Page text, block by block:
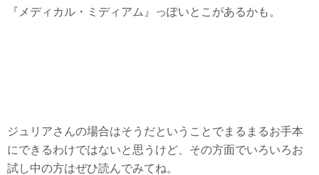
『メディカル・ミディアム』っぽいとこがあるかも。
ジュリアさんの場合はそうだということでまるまるお手本
にできるわけではないと思うけど、その方面でいろいろお
試し中の方はぜひ読んでみてね。